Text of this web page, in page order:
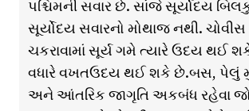
પશ્ચિમની સવાર છે. સાંજે સૂર્યોદય
સૂર્યોદય સવારનો મોથાજ નથી.
ચકરાવામાં સૂર્ય ગમે ત્યારે ઉદય થઈ
વધારે વખતઉદય થઈ શકે છે.બસ, પેલું
અને આંતરિક જાગૃતિ અકબંધ રહેવા